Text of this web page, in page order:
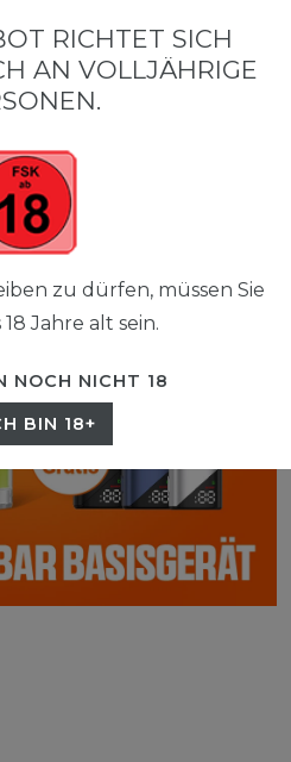
0
0,00 EUR
RICHTET SICH
AN VOLLJÄHRIGE P
zu dürfen, müssen Sie
Jahre alt sein.
NOCH NICHT 18
BIN 18+